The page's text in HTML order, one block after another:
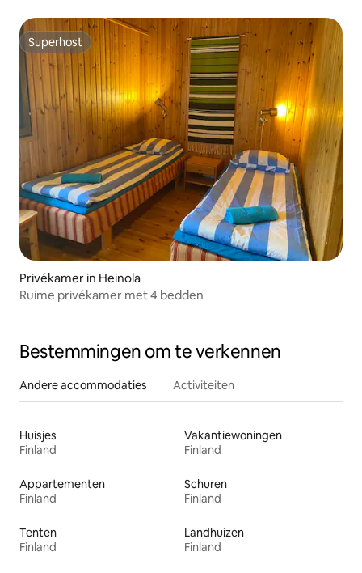
Superhost
Superhost
Privékamer in Heinola
Ruime privékamer met 4 bedden
Bestemmingen om te verkennen
Andere accommodaties Activiteiten
Huisjes
Finland
Vakantiewoningen
Finland
Appartementen
Finland
Schuren
Finland
Tenten
Finland
Landhuizen
Finland